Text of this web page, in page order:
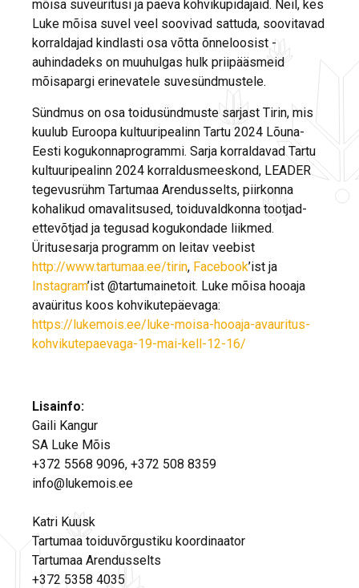
mõisa suveüritusi ja päeva kohvikupidajaid. Neil, kes
Luke mõisa suvel veel soovivad sattuda, soovitavad
korraldajad kindlasti osa võtta õnneloosist -
auhindadeks on muuhulgas hulk priipääsmeid
mõisapargi erinevatele suvesündmustele.
Sündmus on osa toidusündmuste sarjast Tirin, mis
kuulub Euroopa kultuuripealinn Tartu 2024 Lõuna-
Eesti kogukonnaprogrammi. Sarja korraldavad Tartu
kultuuripealinn 2024 korraldusmeeskond, LEADER
tegevusrühm Tartumaa Arendusselts, piirkonna
kohalikud omavalitsused, toiduvaldkonna tootjad-
ettevõtjad ja tegusad kogukondade liikmed.
Üritusesarja programm on leitav veebist
http://www.tartumaa.ee/tirin, Facebook’ist ja
Instagram’ist @tartumainetoit. Luke mõisa hooaja
avaüritus koos kohvikutepäevaga:
https://lukemois.ee/luke-moisa-hooaja-avauritus-
kohvikutepaevaga-19-mai-kell-12-16/
Lisainfo:
Gaili Kangur
SA Luke Mõis
+372 5568 9096, +372 508 8359
info@lukemois.ee
Katri Kuusk
Tartumaa toiduvõrgustiku koordinaator
Tartumaa Arendusselts
+372 5358 4035